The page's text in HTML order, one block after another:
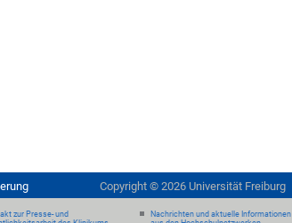
Copyright © 2026 Universität Freiburg
zur Presse- und
Nachrichten und aktuelle Informationen